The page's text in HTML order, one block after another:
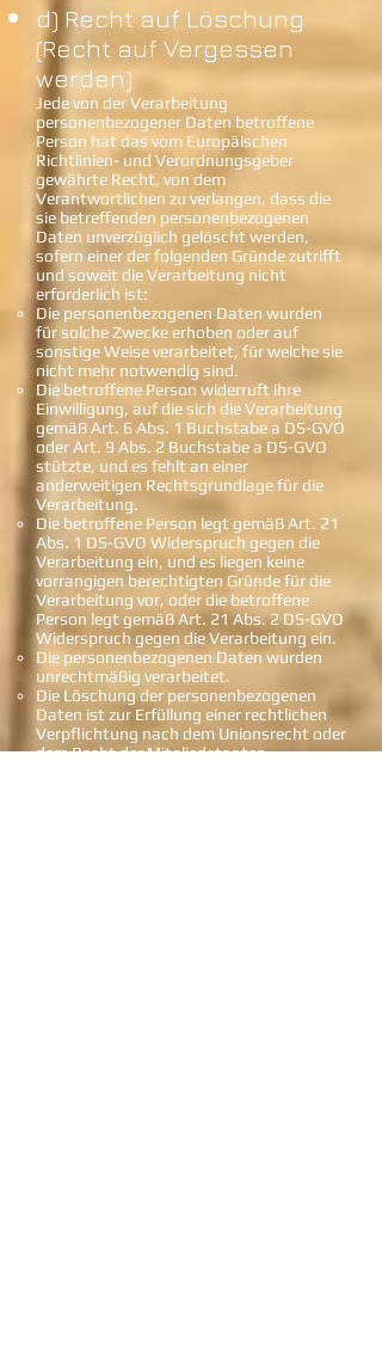
d) Recht auf Löschung
(Recht auf Vergessen
werden)
Jede von der Verarbeitung
personenbezogener Daten betroffene
Person hat das vom Europäischen
Richtlinien- und Verordnungsgeber
gewährte Recht, von dem
Verantwortlichen zu verlangen, dass die
sie betreffenden personenbezogenen
Daten unverzüglich gelöscht werden,
sofern einer der folgenden Gründe zutrifft
und soweit die Verarbeitung nicht
erforderlich ist:
Die personenbezogenen Daten wurden
für solche Zwecke erhoben oder auf
sonstige Weise verarbeitet, für welche sie
nicht mehr notwendig sind.
Die betroffene Person widerruft ihre
Einwilligung, auf die sich die Verarbeitung
gemäß Art. 6 Abs. 1 Buchstabe a DS-GVO
oder Art. 9 Abs. 2 Buchstabe a DS-GVO
stützte, und es fehlt an einer
anderweitigen Rechtsgrundlage für die
Verarbeitung.
Die betroffene Person legt gemäß Art. 21
Abs. 1 DS-GVO Widerspruch gegen die
Verarbeitung ein, und es liegen keine
vorrangigen berechtigten Gründe für die
Verarbeitung vor, oder die betroffene
Person legt gemäß Art. 21 Abs. 2 DS-GVO
Widerspruch gegen die Verarbeitung ein.
Die personenbezogenen Daten wurden
unrechtmäßig verarbeitet.
Die Löschung der personenbezogenen
Daten ist zur Erfüllung einer rechtlichen
Verpflichtung nach dem Unionsrecht oder
dem Recht der Mitgliedstaaten